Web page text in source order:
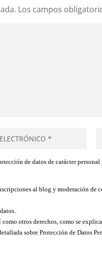
Los campos
de datos de carácter
al blog y moderación de
otros derechos, como se
sobre Protección de Datos